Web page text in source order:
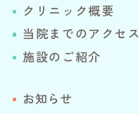
クリニック概要
当院までのアクセス
施設のご紹介
お知らせ